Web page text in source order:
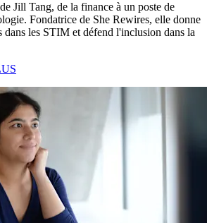
Jill Tang, de la finance à un poste de
Fondatrice de She Rewires, elle donne
les STIM et défend l'inclusion dans la